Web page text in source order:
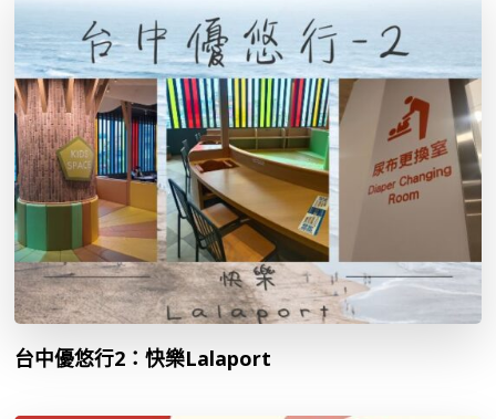
台中優悠行2：快樂Lalaport